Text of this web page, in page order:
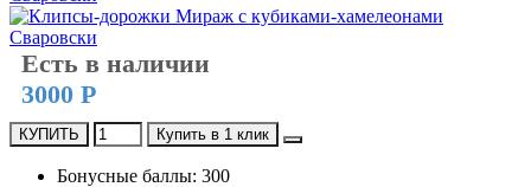
Есть в наличии
3000 Р
КУПИТЬ Купить в 1 клик
Бонусные баллы: 300